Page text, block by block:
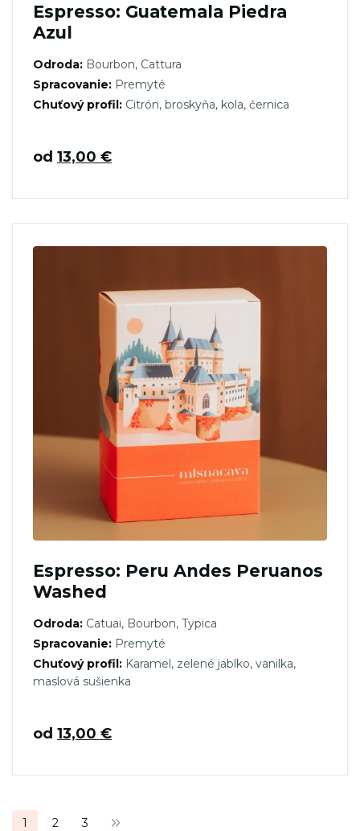
Espresso: Guatemala Piedra
Azul
Odroda: Bourbon, Cattura
Spracovanie: Premyté
Chuťový profil: Citrón, broskyňa, kola, černica
od 13,00 €
Espresso: Peru Andes Peruanos
Washed
Odroda: Catuai, Bourbon, Typica
Spracovanie: Premyté
Chuťový profil: Karamel, zelené jablko, vanilka,
maslová sušienka
od 13,00 €
1 2 3